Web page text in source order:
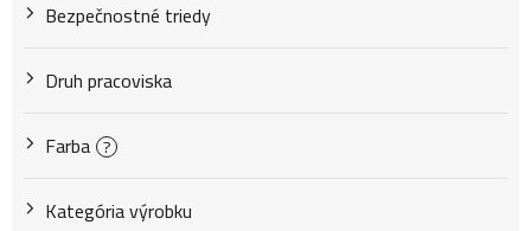
u
k
Bezpečnostné triedy
Druh pracoviska
Farba ?
Kategória výrobku